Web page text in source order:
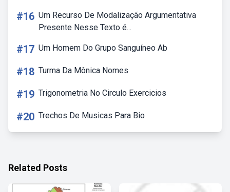
#16 Um Recurso De Modalização Argumentativa
Presente Nesse Texto é...
#17 Um Homem Do Grupo Sanguíneo Ab
#18 Turma Da Mônica Nomes
#19 Trigonometria No Circulo Exercicios
#20 Trechos De Musicas Para Bio
Related Posts